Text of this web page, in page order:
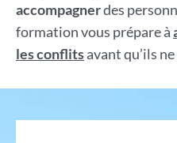
accompagnerdes
formation vous prépare à
les conflitsavant qu’ils